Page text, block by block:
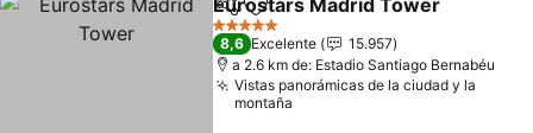
CompartirAgregar a favoritos
Eurostars Madrid Tower
5 Estrellas
8,6 Excelente
15.957
a 2.6 km de: Estadio Santiago Bernabéu
Vistas panorámicas de la ciudad y la
montaña